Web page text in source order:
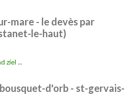
mare - le devès par
le-haut)
ziel ...
d'orb - st-gervais-